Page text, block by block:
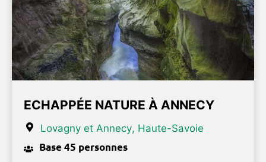
ECHAPPÉE NATURE À ANNECY
Lovagny et Annecy, Haute-Savoie
Base 45 personnes